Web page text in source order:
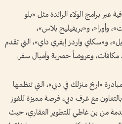
عبر برامج الولاء الرائدة مثل «بلو
وأورا«، و«بريفيليج بلاس»،
و«سكاي واردز إيفري داي»، التي تقدم
مكافآت، وعروضاً حصرية وأميال سفر.
«اربح منزلك في دبي»، التي تنظمها
مع غرف دبي، فرصة مميزة للفوز
بين 12 وحدة مقدمة من بن غاطي للتطوير العقاري، حيث